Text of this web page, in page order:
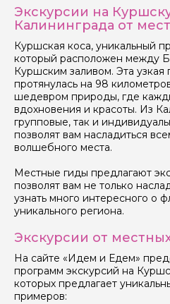
Экскурсии на
Калининграда от
Куршская коса, уникальный
который расположен между
Куршским заливом. Эта
протянулась на 98
шедевром природы, где
вдохновения и красоты. Из
групповые, так и
позволят вам насладиться
волшебного места.
Местные гиды предлагают
позволят вам не только
узнать много интересного о
уникального региона.
Экскурсии от
На сайте «Идем и Едем»
программ экскурсий на
которых предлагает
примеров: